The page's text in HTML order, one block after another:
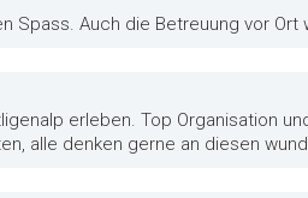
Spass. Auch die Betreuung vor Ort
erleben. Top Organisation
alle denken gerne an diesen